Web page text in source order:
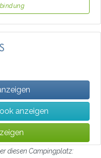
anzeigen
diesen Campingplatz: